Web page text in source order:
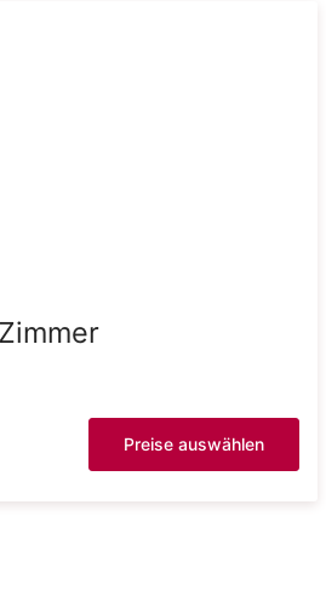
Preise auswählen